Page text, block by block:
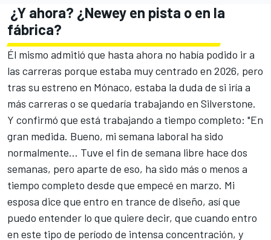
¿Y ahora? ¿Newey en pista o en la
fábrica?
Él mismo admitió que hasta ahora no había podido ir a
las carreras porque estaba muy centrado en 2026, pero
tras su estreno en Mónaco, estaba la duda de si iría a
más carreras o se quedaría trabajando en Silverstone.
Y confirmó que está trabajando a tiempo completo: "En
gran medida. Bueno, mi semana laboral ha sido
normalmente... Tuve el fin de semana libre hace dos
semanas, pero aparte de eso, ha sido más o menos a
tiempo completo desde que empecé en marzo. Mi
esposa dice que entro en trance de diseño, así que
puedo entender lo que quiere decir, que cuando entro
en este tipo de período de intensa concentración, y